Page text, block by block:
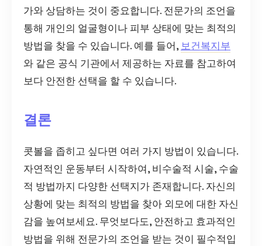
가와 상담하는 것이 중요합니다. 전문가의 조언을
통해 개인의 얼굴형이나 피부 상태에 맞는 최적의
방법을 찾을 수 있습니다. 예를 들어, 보건복지부
와 같은 공식 기관에서 제공하는 자료를 참고하여
보다 안전한 선택을 할 수 있습니다.
결론
콧볼을 좁히고 싶다면 여러 가지 방법이 있습니다.
자연적인 운동부터 시작하여, 비수술적 시술, 수술
적 방법까지 다양한 선택지가 존재합니다. 자신의
상황에 맞는 최적의 방법을 찾아 외모에 대한 자신
감을 높여보세요. 무엇보다도, 안전하고 효과적인
방법을 위해 전문가의 조언을 받는 것이 필수적입